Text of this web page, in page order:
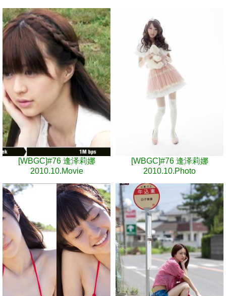
[WBGC]#76 逢泽莉娜
2010.10.Movie
[WBGC]#76 逢泽莉娜
2010.10.Photo